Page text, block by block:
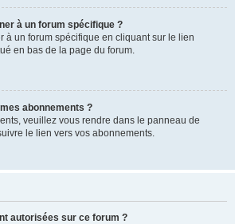
à un forum spécifique ?
à un forum spécifique en cliquant sur le lien
en bas de la page du forum.
abonnements ?
veuillez vous rendre dans le panneau de
le lien vers vos abonnements.
autorisées sur ce forum ?